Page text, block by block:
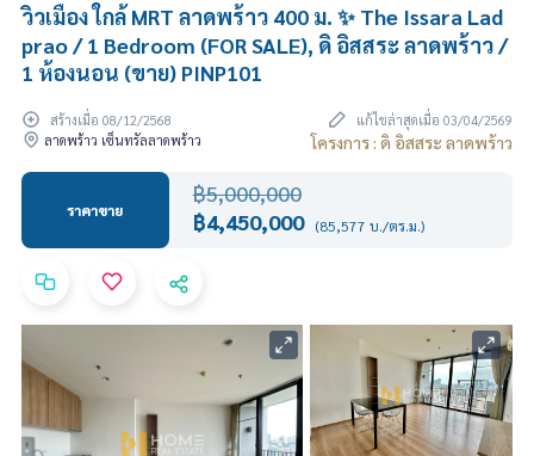
วิวเมือง ใกล้ MRT ลาดพร้าว 400 ม. ✨ The Issara Lad
prao / 1 Bedroom (FOR SALE), ดิ อิสสระ ลาดพร้าว /
1 ห้องนอน (ขาย) PINP101
สร้างเมื่อ 08/12/2568
แก้ไขล่าสุดเมื่อ 03/04/2569
ลาดพร้าว เซ็นทรัลลาดพร้าว
โครงการ : ดิ อิสสระ ลาดพร้าว
ราคาขาย
฿5,000,000
฿4,450,000 (85,577 บ./ตร.ม.)